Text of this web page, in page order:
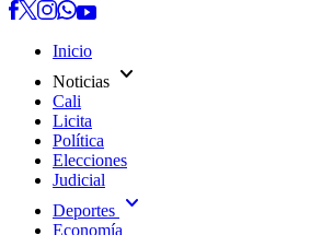
Inicio
Noticias expand_more
Cali
Licita
Política
Elecciones
Judicial
Deportes expand_more
Economía